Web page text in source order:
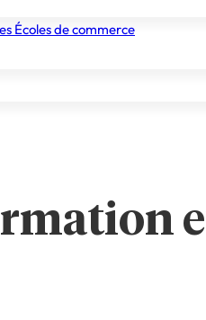
Écoles de commerce